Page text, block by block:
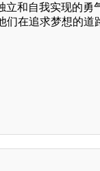
和自我实现的勇
在追求梦想的道